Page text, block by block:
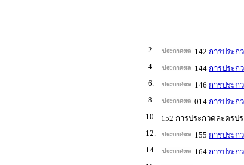
2. 142 การประก
4. 144 การประก
6. 146 การประก
8. 014 การประก
10.
152 การประกวดละครป
12. 155 การประก
14. 164 การประก